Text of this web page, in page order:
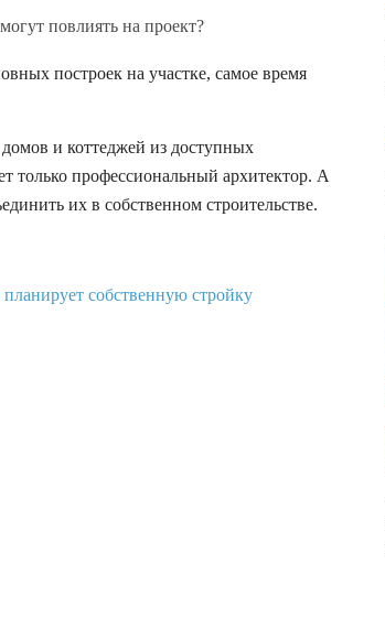
повлиять на проект?
построек на участке, самое время
и коттеджей из доступных
только профессиональный архитектор. А
их в собственном строительстве.